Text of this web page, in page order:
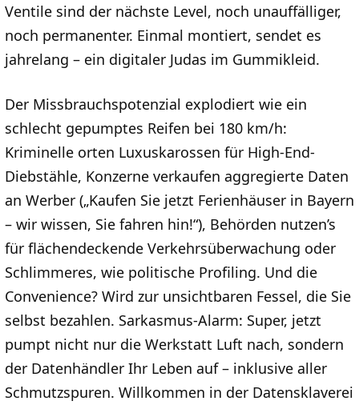
Ventile sind der nächste Level, noch unauffälliger,
noch permanenter. Einmal montiert, sendet es
jahrelang – ein digitaler Judas im Gummikleid.
Der Missbrauchspotenzial explodiert wie ein
schlecht gepumptes Reifen bei 180 km/h:
Kriminelle orten Luxuskarossen für High-End-
Diebstähle, Konzerne verkaufen aggregierte Daten
an Werber („Kaufen Sie jetzt Ferienhäuser in Bayern
– wir wissen, Sie fahren hin!“), Behörden nutzen’s
für flächendeckende Verkehrsüberwachung oder
Schlimmeres, wie politische Profiling. Und die
Convenience? Wird zur unsichtbaren Fessel, die Sie
selbst bezahlen. Sarkasmus-Alarm: Super, jetzt
pumpt nicht nur die Werkstatt Luft nach, sondern
der Datenhändler Ihr Leben auf – inklusive aller
Schmutzspuren. Willkommen in der Datensklaverei